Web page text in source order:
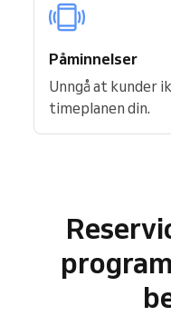
Påminnelser
Unngå at kunder
timeplanen din.